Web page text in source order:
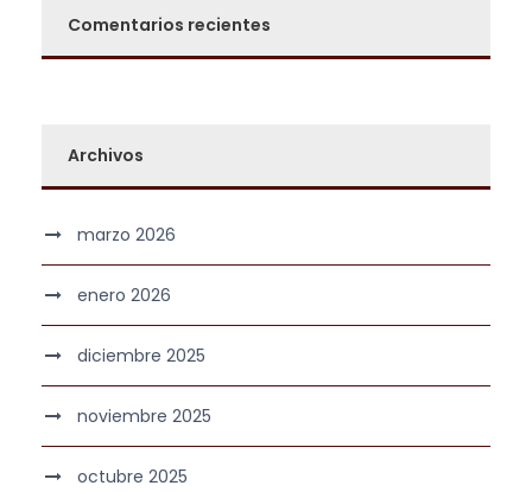
Comentarios recientes
Archivos
marzo 2026
enero 2026
diciembre 2025
noviembre 2025
octubre 2025